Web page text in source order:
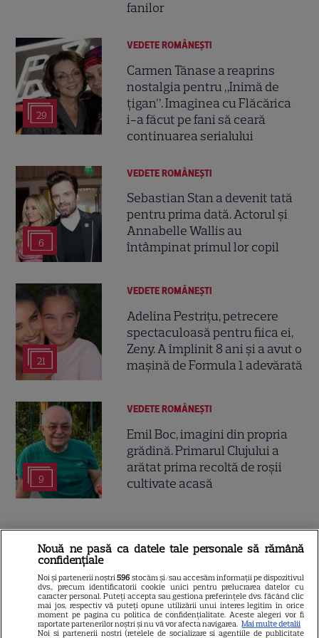
fanilor
29
VEDETE ROMÂNEŞTI
Carmen Tănase a reaprins
nostalgia pentru „Inimă de
țigan”. Imaginea cu Flăcărica
i-a făcut pe fani să ceară
continuarea serialului
6
VEDETE ROMÂNEŞTI
Sebastian Stan a devenit tată
pentru prima dată. Actorul și
Annabelle Wallis au
întâmpinat primul lor copil
21
VEDETE ROMÂNEŞTI
Adelina Pestrițu, petrecere
spectaculoasă pentru fiica ei,
Zeny. A împlinit 8 ani și a avut o
mașină de Formula 1 adevărată
9
VEDETE ROMÂNEŞTI
Emil Boc, imagini din propria
grădină. Primarul Clujului a
arătat prima recoltă de roșii
cultivate acasă
Nouă ne pasă ca datele tale personale să rămână
confidențiale
Noi și partenerii noștri596 stocăm și/sau accesăm informații pe dispozitivul
dvs., precum identificatorii cookie unici pentru prelucrarea datelor cu
caracter personal. Puteți accepta sau gestiona preferințele dvs. făcând clic
mai jos, respectiv vă puteți opune utilizării unui interes legitim în orice
moment pe pagina cu politica de confidențialitate. Aceste alegeri vor fi
raportate partenerilor noștri și nu vă vor afecta navigarea. Mai multe detalii
Noi si partenerii nostri (retelele de socializare si agentiile de publicitate